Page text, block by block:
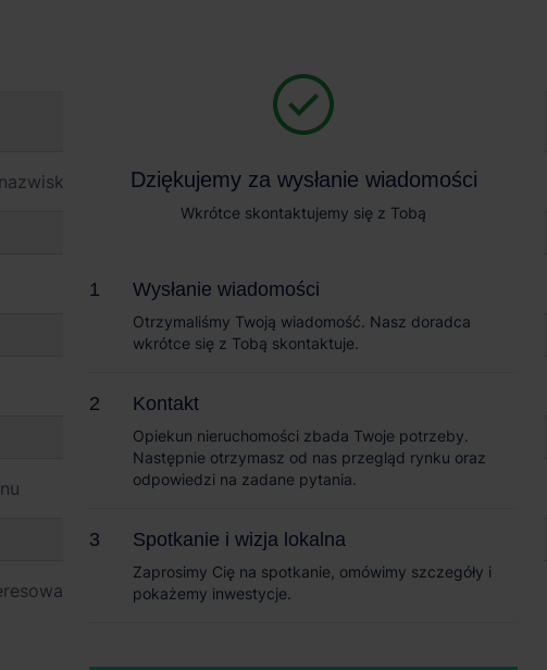
Kraków EastDziękujemy za wysłanie wiadomości
Wkrótce skontaktujemy się z Tobą
Wysłanie wiadomości
Otrzymaliśmy Twoją wiadomość. Nasz doradca
wkrótce się z Tobą skontaktuje.
Kontakt
Opiekun nieruchomości zbada Twoje potrzeby.
Następnie otrzymasz od nas przegląd rynku oraz
odpowiedzi na zadane pytania.
Spotkanie i wizja lokalna
Zaprosimy Cię na spotkanie, omówimy szczegóły i
pokażemy inwestycje.
Dziękujemy za wysłanie wiadomości
Wkrótce skontaktujemy się z Tobą
Wysłanie wiadomości
Otrzymaliśmy Twoją wiadomość. Nasz doradca
wkrótce się z Tobą skontaktuje.
Kontakt
Opiekun nieruchomości zbada Twoje potrzeby.
Następnie otrzymasz od nas przegląd rynku oraz
odpowiedzi na zadane pytania.
Spotkanie i wizja lokalna
Zaprosimy Cię na spotkanie, omówimy szczegóły i
pokażemy inwestycje.